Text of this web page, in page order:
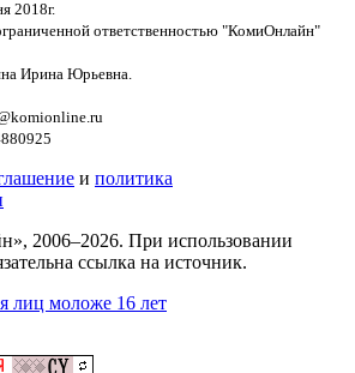
2018г.
ответственностью "КомиОнлайн"
Ирина Юрьевна.
и политика
2006–2026. При использовании
ссылка на источник.
лиц моложе 16 лет